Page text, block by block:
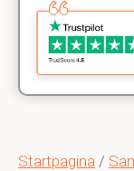
Startpagina /